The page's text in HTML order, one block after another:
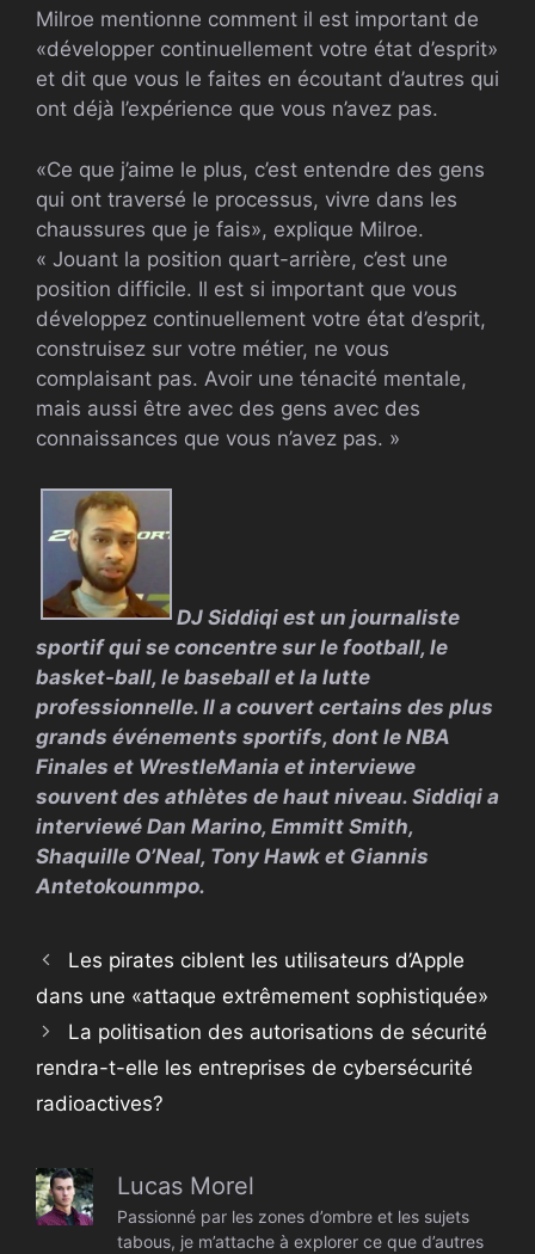
Milroe mentionne comment il est important de
«développer continuellement votre état d’esprit»
et dit que vous le faites en écoutant d’autres qui
ont déjà l’expérience que vous n’avez pas.
«Ce que j’aime le plus, c’est entendre des gens
qui ont traversé le processus, vivre dans les
chaussures que je fais», explique Milroe.
« Jouant la position quart-arrière, c’est une
position difficile. Il est si important que vous
développez continuellement votre état d’esprit,
construisez sur votre métier, ne vous
complaisant pas. Avoir une ténacité mentale,
mais aussi être avec des gens avec des
connaissances que vous n’avez pas. »
DJ Siddiqi est un journaliste
sportif qui se concentre sur le football, le
basket-ball, le baseball et la lutte
professionnelle. Il a couvert certains des plus
grands événements sportifs, dont le NBA
Finales et WrestleMania et interviewe
souvent des athlètes de haut niveau. Siddiqi a
interviewé Dan Marino, Emmitt Smith,
Shaquille O’Neal, Tony Hawk et Giannis
Antetokounmpo.
Les pirates ciblent les utilisateurs d’Apple
dans une «attaque extrêmement sophistiquée»
La politisation des autorisations de sécurité
rendra-t-elle les entreprises de cybersécurité
radioactives?
Lucas Morel
Passionné par les zones d’ombre et les sujets
tabous, je m’attache à explorer ce que d’autres